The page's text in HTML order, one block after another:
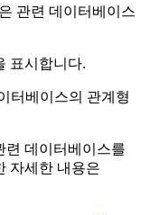
관련 데이터베이스
표시합니다.
터베이스의 관계형
련 데이터베이스를
자세한 내용은